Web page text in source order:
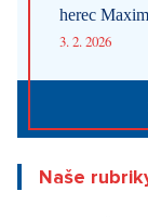
herec
3. 2. 2026
Naše